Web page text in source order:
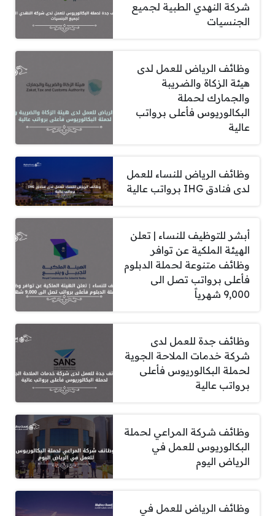
شركة النهدي الطبية لجميع
الجنسيات
وظائف الرياض للعمل لدى
هيئة الزكاة والضريبة
والجمارك لحملة
البكالوريوس فأعلى برواتب
عالية
وظائف الرياض للنساء للعمل
لدى فنادق IHG برواتب عالية
أبشر للتوظيف للنساء | تعلن
الهيئة الملكية عن توافر
وظائف متنوعة لحملة الدبلوم
فأعلى برواتب تصل الى
9,000 شهرياً
وظائف جدة للعمل لدى
شركة خدمات الملاحة الجوية
لحملة البكالوريوس فأعلى
برواتب عالية
وظائف شركة المراعي لحملة
البكالوريوس للعمل في
الرياض اليوم
وظائف الرياض للعمل في